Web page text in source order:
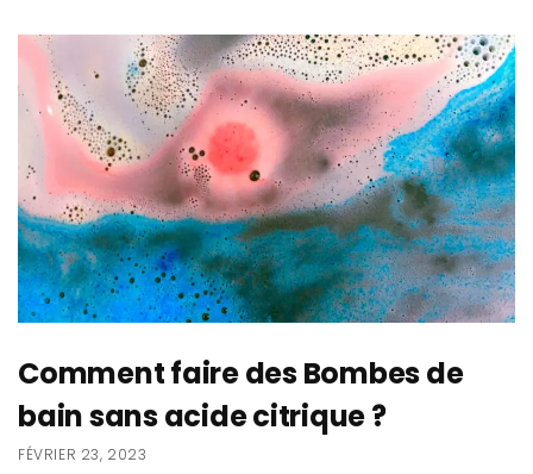
Comment faire des Bombes de
bain sans acide citrique ?
FÉVRIER 23, 2023